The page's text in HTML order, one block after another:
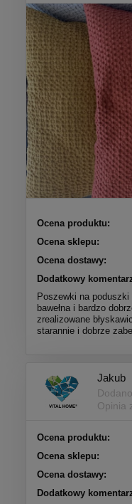
Ocena produktu:
Ocena sklepu:
Ocena dostawy:
Dodatkowy
Poszewki na
bawełna i bardzo
zrealizowane
starannie i dobrze
Jakub
Opinia
Ocena produktu:
Ocena sklepu:
Ocena dostawy:
Dodatkowy